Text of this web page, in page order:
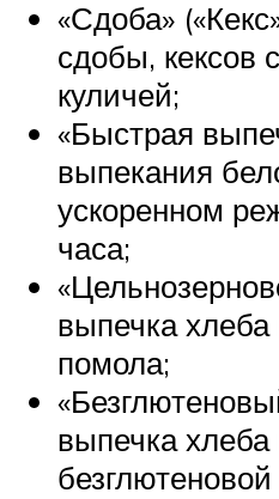
«Сдоба»
сдобы, кексов
куличей;
«Быстрая
выпекания
ускоренном
часа;
выпечка хлеба
помола;
выпечка хлеба